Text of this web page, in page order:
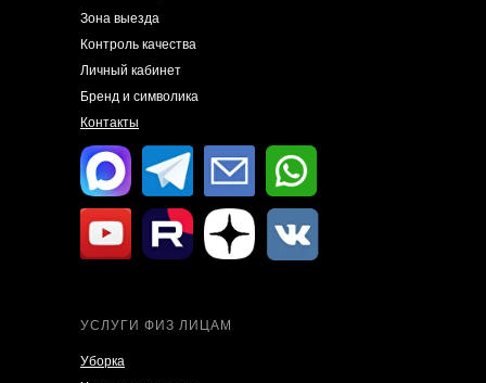
Зона выезда
Контроль качества
Личный кабинет
Бренд и символика
Контакты
УСЛУГИ ФИЗ ЛИЦАМ
Уборка